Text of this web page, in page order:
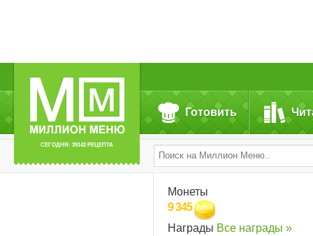
СЕГОДНЯ: 39142 РЕЦЕПТА
Готовить
Монеты
9 345
Награды Все награды »